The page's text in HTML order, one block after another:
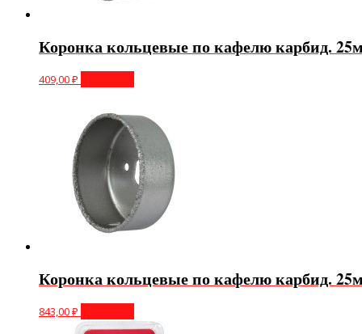
Коронка кольцевые по кафелю карбид.
409,00₽
Коронка кольцевые по кафелю карбид.
843,00₽